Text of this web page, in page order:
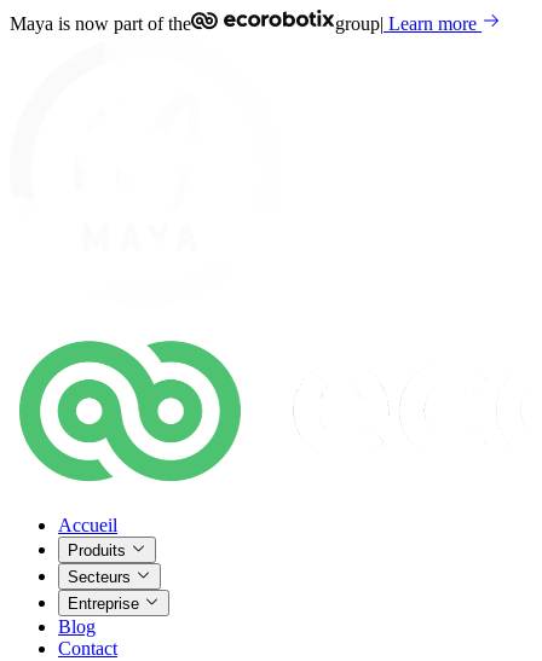
Maya is now part of the group| Learn more
Accueil
Produits
Secteurs
Entreprise
Blog
Contact